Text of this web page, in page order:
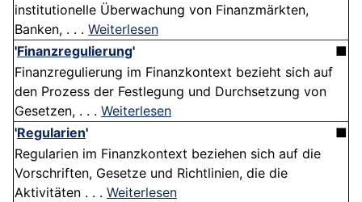
institutionelle Überwachung von Finanzmärkten,
Banken, . . . Weiterlesen
'Finanzregulierung'
■
Finanzregulierung im Finanzkontext bezieht sich auf
den Prozess der Festlegung und Durchsetzung von
Gesetzen, . . . Weiterlesen
'Regularien'
■
Regularien im Finanzkontext beziehen sich auf die
Vorschriften, Gesetze und Richtlinien, die die
Aktivitäten . . . Weiterlesen